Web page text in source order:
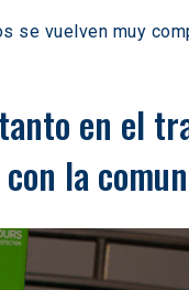
se vuelven muy
en el
la